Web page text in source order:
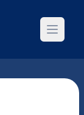
Open